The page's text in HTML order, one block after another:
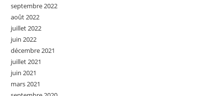
septembre 2022
août 2022
juillet 2022
juin 2022
décembre 2021
juillet 2021
juin 2021
mars 2021